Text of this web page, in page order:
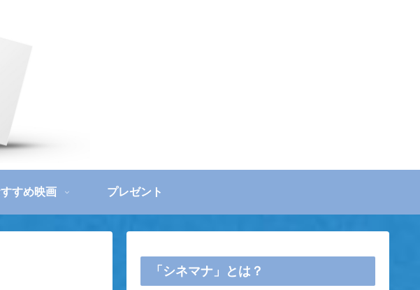
すめ映画 プレゼント
「シネマナ」とは？